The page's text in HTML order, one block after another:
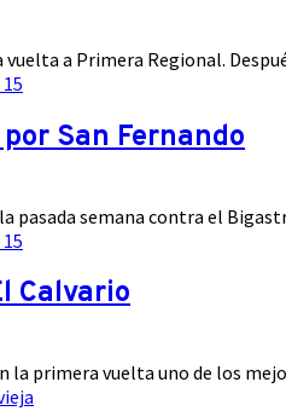
vuelta a Primera Regional.
San Fernando
pasada semana contra el
Calvario
la primera vuelta uno de los